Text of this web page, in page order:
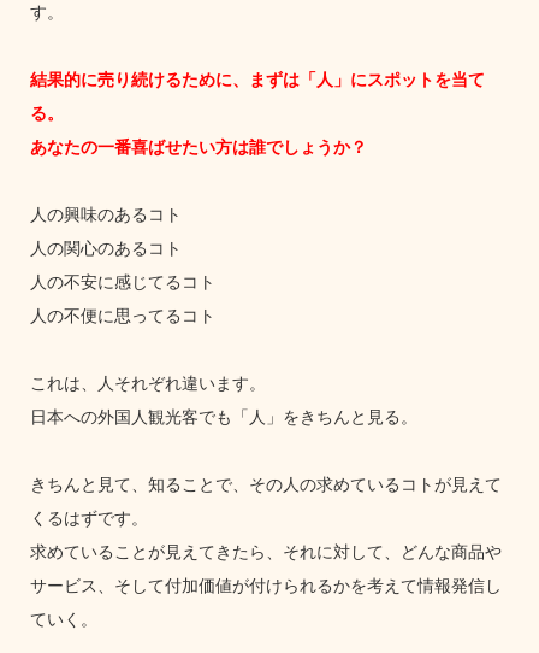
す。
結果的に売り続けるために、まずは「人」にスポットを当て
る。
あなたの一番喜ばせたい方は誰でしょうか？
人の興味のあるコト
人の関心のあるコト
人の不安に感じてるコト
人の不便に思ってるコト
これは、人それぞれ違います。
日本への外国人観光客でも「人」をきちんと見る。
きちんと見て、知ることで、その人の求めているコトが見えて
くるはずです。
求めていることが見えてきたら、それに対して、どんな商品や
サービス、そして付加価値が付けられるかを考えて情報発信し
ていく。